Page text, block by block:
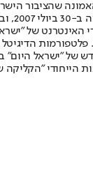
שהציבור
פלטפורמות
החדש של "ישראל
הייחודי